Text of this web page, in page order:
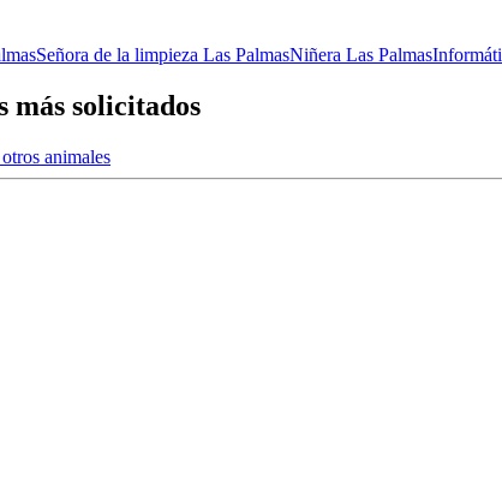
Señora de la limpieza Las PalmasNiñera Las Palmas
más solicitados
animales